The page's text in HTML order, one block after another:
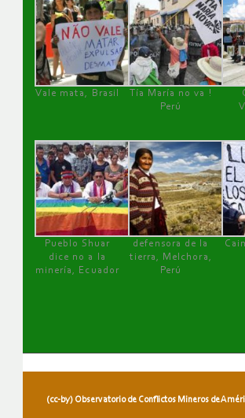
Vale mata, Brasil
Tía María no va !
Perú
Pueblo Shuar
dice no a la
minería, Ecuador
defensora de la
tierra, Melchora,
Perú
(cc-by) Observatorio de Conflictos Mineros de